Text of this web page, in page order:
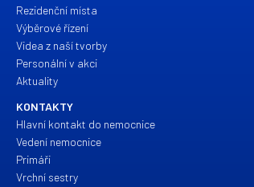
Rezidenční místa
Výběrové řízení
Videa z naší tvorby
Personální v akci
Aktuality
KONTAKTY
Hlavní kontakt do nemocnice
Vedení nemocnice
Primáři
Vrchní sestry